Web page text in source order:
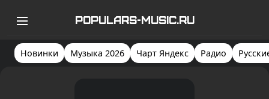
POPULARS-MUSIC.RU
Новинки Музыка 2026 Чарт Яндекс Радио